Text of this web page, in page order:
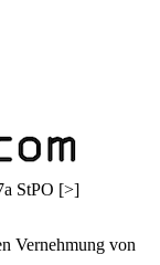
StPO [>]
Vernehmung von